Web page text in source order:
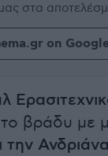
στα
on
βράδυ με
την